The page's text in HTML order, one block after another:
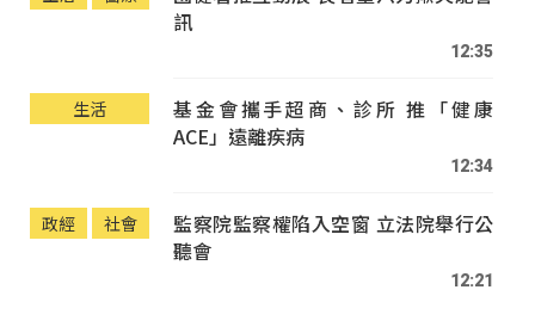
訊
12:35
生活
基金會攜手超商、診所 推「健康
ACE」遠離疾病
12:34
政經 社會
監察院監察權陷入空窗 立法院舉行公
聽會
12:21